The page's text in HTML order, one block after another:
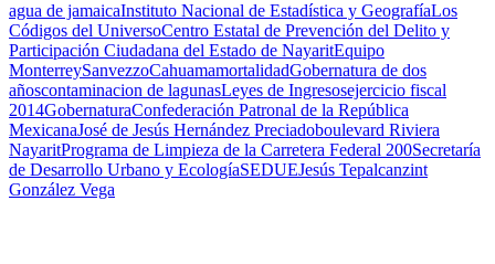
agua de jamaicaInstituto Nacional de Estadística y GeografíaLos
Códigos del UniversoCentro Estatal de Prevención del Delito y
Participación Ciudadana del Estado de NayaritEquipo
MonterreySanvezzoCahuamamortalidadGobernatura de dos
añoscontaminacion de lagunasLeyes de Ingresosejercicio fiscal
2014GobernaturaConfederación Patronal de la República
MexicanaJosé de Jesús Hernández Preciadoboulevard Riviera
NayaritPrograma de Limpieza de la Carretera Federal 200Secretaría
de Desarrollo Urbano y EcologíaSEDUEJesús Tepalcanzint
González Vega